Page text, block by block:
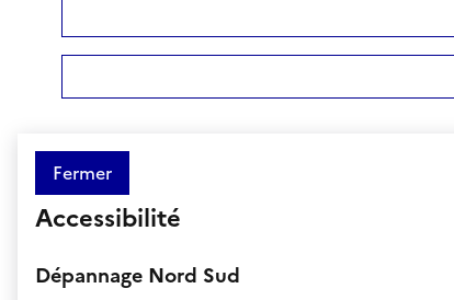
Fermer
Accessibilité
Dépannage Nord Sud